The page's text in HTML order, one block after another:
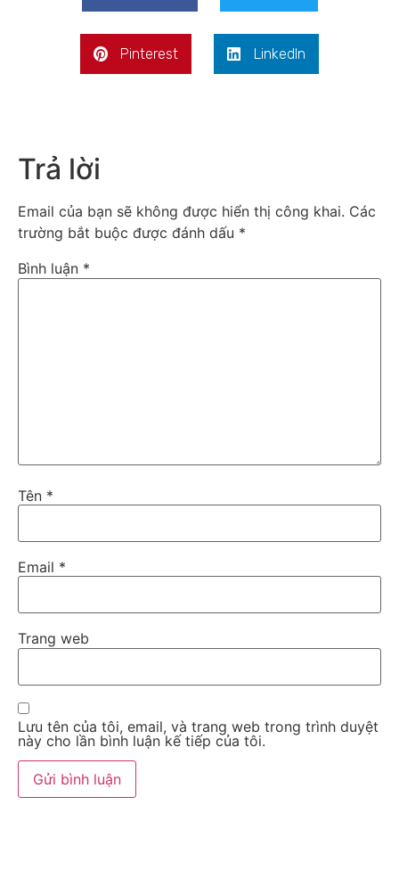
Pinterest LinkedIn
Trả lời
Email của bạn sẽ không được hiển thị công khai. Các
trường bắt buộc được đánh dấu *
Bình luận *
Tên *
Email *
Trang web
Lưu tên của tôi, email, và trang web trong trình duyệt
này cho lần bình luận kế tiếp của tôi.